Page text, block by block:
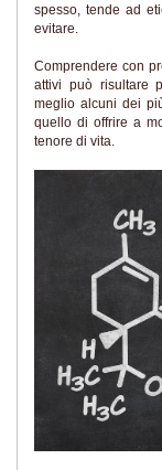
spesso, tende ad
evitare.
Comprendere con
attivi può risultare
meglio alcuni dei
quello di offrire a
tenore di vita.